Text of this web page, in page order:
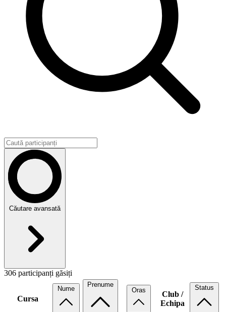
Căutare avansată
306 participanți găsiți
Cursa
Nume
Prenume
Oras
Club /
Echipa
Status